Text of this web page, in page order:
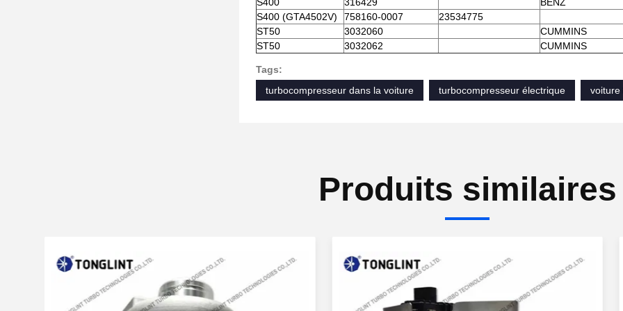
S400 (GTA4502V)
758160-0007
23534775
ST50
3032060
CUMMINS
ST50
3032062 CUMMINS
Tags:
turbocompresseur dans la voiture
turbocompresseur électrique voiture
Produits similaires